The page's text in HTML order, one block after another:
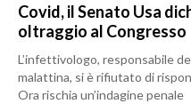
Covid, il Senato Usa
oltraggio al Congresso
L’infettivologo, responsabile
malattina, si è rifiutato di
Ora rischia un’indagine penale